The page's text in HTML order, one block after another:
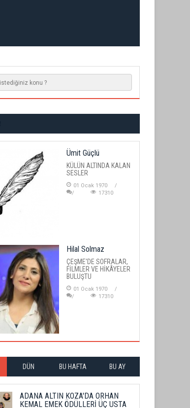
Ümit Güçlü
KÜLÜN ALTINDA KALAN
SESLER
01 Ocak 1970
17310
Hilal Solmaz
ÇEŞME'DE SOFRALAR,
FİLMLER VE HİKÂYELER
BULUŞTU
01 Ocak 1970
17310
DÜN BU HAFTA BU AY
ADANA ALTIN KOZA'DA ORHAN
KEMAL EMEK ÖDÜLLERİ ÜÇ USTA